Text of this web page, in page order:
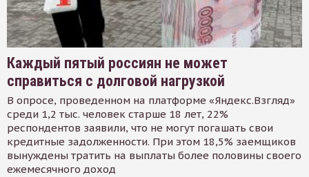
Каждый пятый россиян не может
справиться с долговой нагрузкой
В опросе, проведенном на платформе «Яндекс.Взгляд»
среди 1,2 тыс. человек старше 18 лет, 22%
респондентов заявили, что не могут погашать свои
кредитные задолженности. При этом 18,5% заемщиков
вынуждены тратить на выплаты более половины своего
ежемесячного доход